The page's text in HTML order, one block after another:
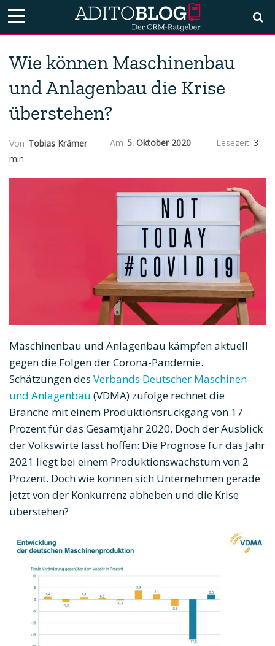
Wie können Maschinenbau
und Anlagenbau die Krise
überstehen?
Von Tobias Krämer Am 5. Oktober 2020 Lesezeit: 3
min
Maschinenbau und Anlagenbau kämpfen aktuell
gegen die Folgen der Corona-Pandemie.
Schätzungen des Verbands Deutscher Maschinen-
und Anlagenbau (VDMA) zufolge rechnet die
Branche mit einem Produktionsrückgang von 17
Prozent für das Gesamtjahr 2020. Doch der Ausblick
der Volkswirte lässt hoffen: Die Prognose für das Jahr
2021 liegt bei einem Produktionswachstum von 2
Prozent. Doch wie können sich Unternehmen gerade
jetzt von der Konkurrenz abheben und die Krise
überstehen?